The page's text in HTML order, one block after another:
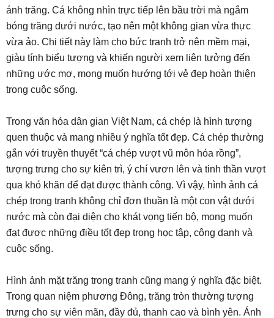
ánh trăng. Cá không nhìn trực tiếp lên bầu trời mà ngắm
bóng trăng dưới nước, tạo nên một không gian vừa thực
vừa ảo. Chi tiết này làm cho bức tranh trở nên mềm mại,
giàu tính biểu tượng và khiến người xem liên tưởng đến
những ước mơ, mong muốn hướng tới vẻ đẹp hoàn thiện
trong cuộc sống.
Trong văn hóa dân gian Việt Nam, cá chép là hình tượng
quen thuộc và mang nhiều ý nghĩa tốt đẹp. Cá chép thường
gắn với truyền thuyết “cá chép vượt vũ môn hóa rồng”,
tượng trưng cho sự kiên trì, ý chí vươn lên và tinh thần vượt
qua khó khăn để đạt được thành công. Vì vậy, hình ảnh cá
chép trong tranh không chỉ đơn thuần là một con vật dưới
nước mà còn đại diện cho khát vọng tiến bộ, mong muốn
đạt được những điều tốt đẹp trong học tập, công danh và
cuộc sống.
Hình ảnh mặt trăng trong tranh cũng mang ý nghĩa đặc biệt.
Trong quan niệm phương Đông, trăng tròn thường tượng
trưng cho sự viên mãn, đầy đủ, thanh cao và bình yên. Ánh